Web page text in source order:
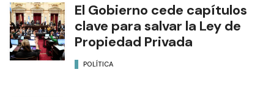
El Gobierno cede capítulos
clave para salvar la Ley de
Propiedad Privada
POLÍTICA